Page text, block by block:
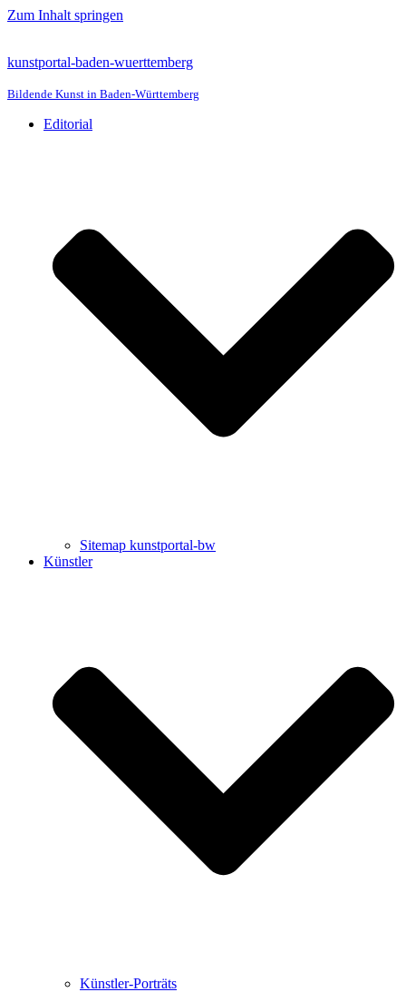
Zum Inhalt springen
kunstportal-baden-wuerttemberg
Bildende Kunst in Baden-Württemberg
Editorial
Sitemap kunstportal-bw
Künstler
Künstler-Porträts